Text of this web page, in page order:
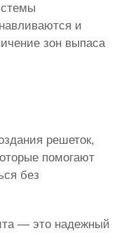
и
зон выпаса
решеток,
помогают
без
— это надежный